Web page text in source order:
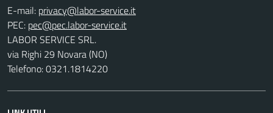
E-mail:
PEC:
LABOR SERVICE SRL.
via Righi 29 Novara (NO)
Telefono: 0321.1814220